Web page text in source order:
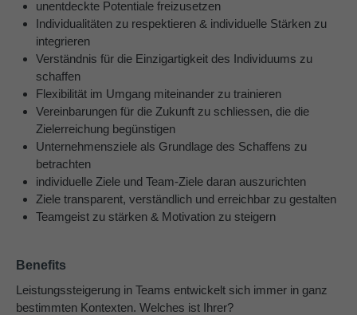
About us
Lorem ipsum dolor sit amet, consectetuer
adipiscing elit.
Aenean commodo ligula eget dolor. Aenean massa.
Cum sociis natoque penatibus et magnis dis parturient
montes, nascetur ridiculus mus. Donec quam felis,
ultricies nec.
unentdeckte Potentiale freizusetzen
Individualitäten zu respektieren & individuelle Stärken zu
integrieren
Verständnis für die Einzigartigkeit des Individuums zu
schaffen
Flexibilität im Umgang miteinander zu trainieren
Vereinbarungen für die Zukunft zu schliessen, die die
Zielerreichung begünstigen
Unternehmensziele als Grundlage des Schaffens zu
betrachten
individuelle Ziele und Team-Ziele daran auszurichten
Ziele transparent, verständlich und erreichbar zu gestalten
Teamgeist zu stärken & Motivation zu steigern
Benefits
Leistungssteigerung in Teams entwickelt sich immer in ganz
bestimmten Kontexten. Welches ist Ihrer?